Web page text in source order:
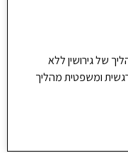
של גירושין ללא
ומשפטית מהליך